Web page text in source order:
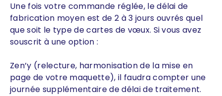
Une fois votre commande réglée, le délai de
fabrication moyen est de 2 à 3 jours ouvrés quel
que soit le type de cartes de vœux. Si vous avez
souscrit à une option :
Zen’y (relecture, harmonisation de la mise en
page de votre maquette), il faudra compter une
journée supplémentaire de délai de traitement.